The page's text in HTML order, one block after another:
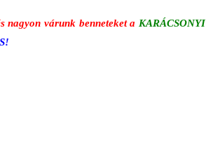
nagyon várunk benneteket a KARÁCSONYI